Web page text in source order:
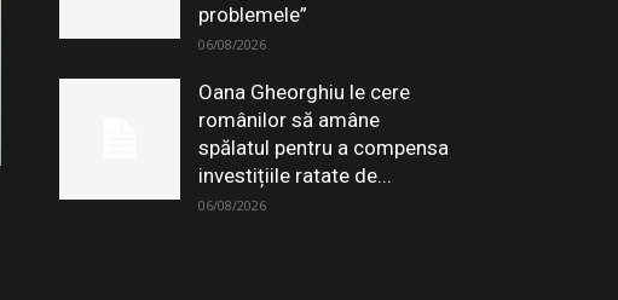
problemele”
06/08/2026
Oana Gheorghiu le cere
românilor să amâne
spălatul pentru a compensa
investițiile ratate de...
06/08/2026